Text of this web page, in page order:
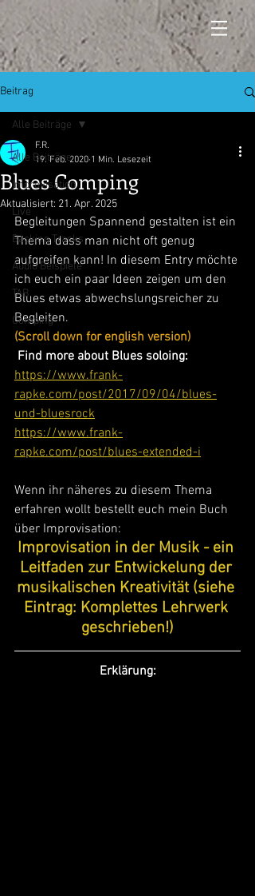
Beitrag
Alle Beiträge
Improvisation
Live
Backing Tracks
Audio Beispiele
TAB
Comping
Alle Beiträge
Blues Comping
F.R.
19. Feb. 2020 1 Min. Lesezeit
Aktualisiert: 21. Apr. 2025
Begleitungen Spannend gestalten ist ein
Thema dass man nicht oft genug
aufgreifen kann! In diesem Entry möchte
ich euch ein paar Ideen zeigen um den
Blues etwas abwechslungsreicher zu
Begleiten.
(Scroll down for english version)
Find more about Blues soloing:
https://www.frank-
rapke.com/post/2017/09/04/blues-
und-bluesrock
https://www.frank-
rapke.com/post/blues-extended-i
Wenn ihr näheres zu diesem Thema
erfahren wollt bestellt euch mein Buch
über Improvisation:
Improvisation in der Musik - ein
Leitfaden zur Entwickelung der
musikalischen Kreativität (siehe
Eintrag: Komplettes Lehrwerk
geschrieben!)
Erklärung: